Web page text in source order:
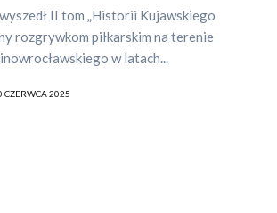
II tom „Historii Kujawskiego
rozgrywkom piłkarskim na terenie
w latach...
CZERWCA 2025